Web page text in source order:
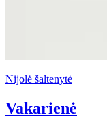
Nijolė šaltenytė
Vakarienė